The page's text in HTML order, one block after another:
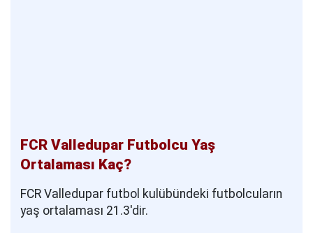
FCR Valledupar Futbolcu Yaş
Ortalaması Kaç?
FCR Valledupar futbol kulübündeki futbolcuların
yaş ortalaması 21.3'dir.